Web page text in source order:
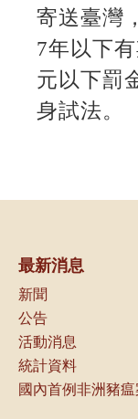
寄送臺灣
7年以下
元以下罰
身試法。
最新消息
新聞
公告
活動消息
統計資料